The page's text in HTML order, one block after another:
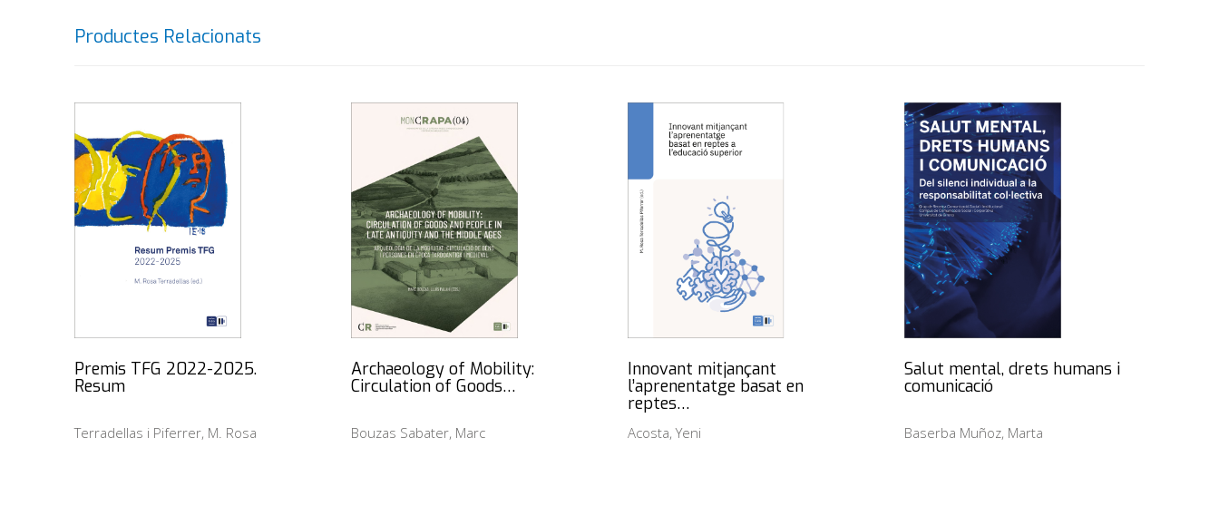
Productes Relacionats
Premis TFG 2022-2025.
Resum
Terradellas i Piferrer, M. Rosa
Archaeology of Mobility:
Circulation of Goods…
Bouzas Sabater, Marc
Innovant mitjançant
l’aprenentatge basat en
reptes…
Acosta, Yeni
Salut mental, drets humans i
comunicació
Baserba Muñoz, Marta